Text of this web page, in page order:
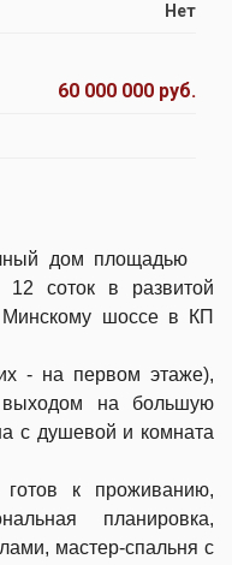
Нет
60 000 000 руб.
дом площадью
соток в развитой
шоссе в КП
- на первом этаже),
выходом на большую
с душевой и комната
к проживанию,
планировка,
мастер-спальня с